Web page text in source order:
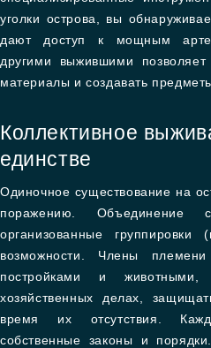
уголки острова, вы
дают доступ к мощным
другими выжившими позволяет
материалы и создавать
Коллективное
единстве
Одиночное существование на
поражению. Объединение
организованные
возможности. Члены
постройками и
хозяйственных делах,
время их отсутствия.
собственные законы и